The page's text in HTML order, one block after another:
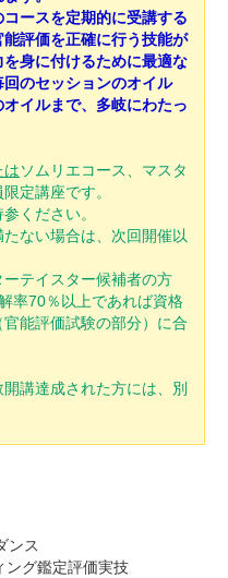
ースを定期的に受講する
評価を正確に行う技能が
身に付けるために最適な
のセッションのオイル
イルまで、多岐にわたっ
はソムリエコース、マスタ
定講座です。
ください。
ない場合は、次回開催以
テイスター候補者の方
率70％以上であれば資格
能評価試験の部分）に合
講達成された方には、別
ンス
グ鑑定評価実技